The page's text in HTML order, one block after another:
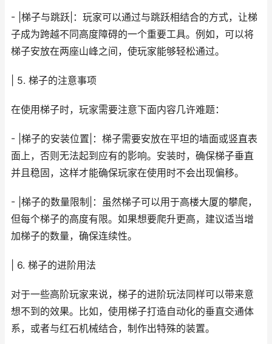
- |梯子与跳跃|：玩家可以通过与跳跃相结合的方式，让梯
子成为跨越不同高度障碍的一个重要工具。例如，可以将
梯子安放在两座山峰之间，使玩家能够轻松通过。
| 5. 梯子的注意事项
在使用梯子时，玩家需要注意下面内容几许难题：
- |梯子的安装位置|：梯子需要安放在平坦的墙面或竖直表
面上，否则无法起到应有的影响。安装时，确保梯子垂直
并且稳固，这样才能确保玩家在使用时不会出现偏移。
- |梯子的数量限制|：虽然梯子可以用于高楼大厦的攀爬，
但每个梯子的高度有限。如果想要爬升更高，建议适当增
加梯子的数量，确保连续性。
| 6. 梯子的进阶用法
对于一些高阶玩家来说，梯子的进阶玩法同样可以带来意
想不到的效果。比如，使用梯子打造自动化的垂直交通体
系，或者与红石机械结合，制作出特殊的装置。